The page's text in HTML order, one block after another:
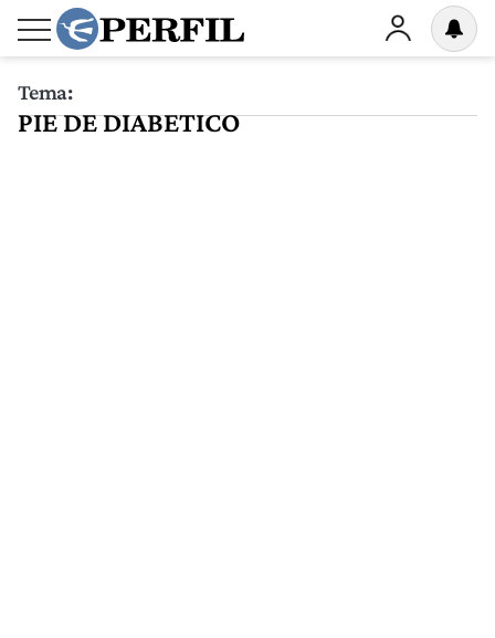
Tema:
PIE DE DIABETICO